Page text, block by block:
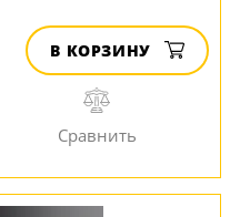
В КОРЗИНУ